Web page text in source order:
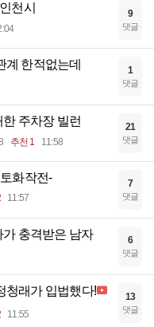
천시 9
댓글
계 한적없는데 1
댓글
주차장 빌런
추천 1 11:58
21
댓글
화작전-
11:57
7
댓글
충격받은 남자 6
댓글
청래가 입법했다!
11:55
13
댓글